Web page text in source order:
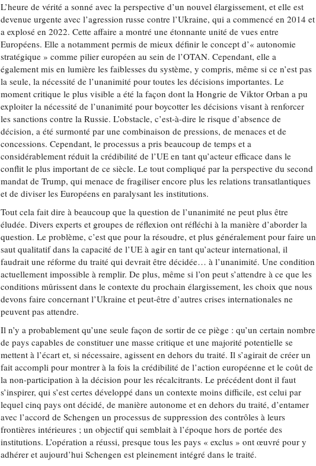
L’heure de vérité a sonné avec la perspective d’un nouvel élargissement, et elle est
devenue urgente avec l’agression russe contre l’Ukraine, qui a commencé en 2014 et
a explosé en 2022. Cette affaire a montré une étonnante unité de vues entre
Européens. Elle a notamment permis de mieux définir le concept d’« autonomie
stratégique » comme pilier européen au sein de l’OTAN. Cependant, elle a
également mis en lumière les faiblesses du système, y compris, même si ce n’est pas
la seule, la nécessité de l’unanimité pour toutes les décisions importantes. Le
moment critique le plus visible a été la façon dont la Hongrie de Viktor Orban a pu
exploiter la nécessité de l’unanimité pour boycotter les décisions visant à renforcer
les sanctions contre la Russie. L’obstacle, c’est-à-dire le risque d’absence de
décision, a été surmonté par une combinaison de pressions, de menaces et de
concessions. Cependant, le processus a pris beaucoup de temps et a
considérablement réduit la crédibilité de l’UE en tant qu’acteur efficace dans le
conflit le plus important de ce siècle. Le tout compliqué par la perspective du second
mandat de Trump, qui menace de fragiliser encore plus les relations transatlantiques
et de diviser les Européens en paralysant les institutions.
Tout cela fait dire à beaucoup que la question de l’unanimité ne peut plus être
éludée. Divers experts et groupes de réflexion ont réfléchi à la manière d’aborder la
question. Le problème, c’est que pour la résoudre, et plus généralement pour faire un
saut qualitatif dans la capacité de l’UE à agir en tant qu’acteur international, il
faudrait une réforme du traité qui devrait être décidée… à l’unanimité. Une condition
actuellement impossible à remplir. De plus, même si l’on peut s’attendre à ce que les
conditions mûrissent dans le contexte du prochain élargissement, les choix que nous
devons faire concernant l’Ukraine et peut-être d’autres crises internationales ne
peuvent pas attendre.
Il n’y a probablement qu’une seule façon de sortir de ce piège : qu’un certain nombre
de pays capables de constituer une masse critique et une majorité potentielle se
mettent à l’écart et, si nécessaire, agissent en dehors du traité. Il s’agirait de créer un
fait accompli pour montrer à la fois la crédibilité de l’action européenne et le coût de
la non-participation à la décision pour les récalcitrants. Le précédent dont il faut
s’inspirer, qui s’est certes développé dans un contexte moins difficile, est celui par
lequel cinq pays ont décidé, de manière autonome et en dehors du traité, d’entamer
avec l’accord de Schengen un processus de suppression des contrôles à leurs
frontières intérieures ; un objectif qui semblait à l’époque hors de portée des
institutions. L’opération a réussi, presque tous les pays « exclus » ont œuvré pour y
adhérer et aujourd’hui Schengen est pleinement intégré dans le traité.